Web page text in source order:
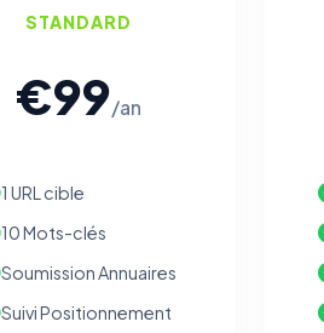
STANDARD
€99/an
1 URL cible
10 Mots-clés
Soumission Annuaires
Suivi Positionnement